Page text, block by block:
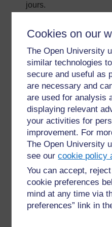
Cookies on our
The Open University
similar technologies
secure and useful as
are necessary and
are used for analysis
displaying relevant
your activities for
improvement. For
The Open University
see ourcookie policy
You can accept,
cookie preferences
mind at any time via
preferences” link in
jours.
Exploiter les
déjà. Pratiquement
stations sont
disponibles pour
Réaliser des supports
matériaux se trouvant
boîtes, les magazines,
bouteilles en plastique
pédagogiques (l’un
décrit comment elle
volcan en utilisant des
maquette pouvait
fonctionnement interne
Coopérer avec
par courrier. De tels
motiver les élèves et